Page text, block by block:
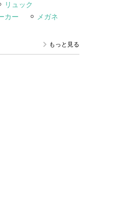
リュック
カー
メガネ
もっと見る